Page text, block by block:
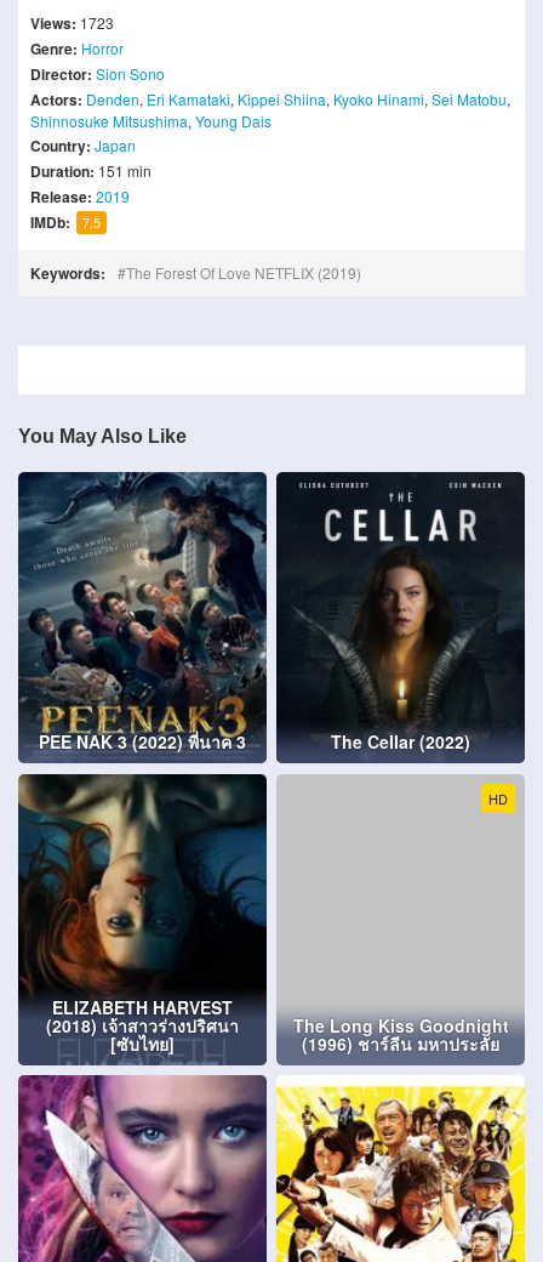
Views: 1723
Genre: Horror
Director: Sion Sono
Actors: Denden, Eri Kamataki, Kippei Shiina, Kyoko Hinami, Sei Matobu,
Shinnosuke Mitsushima, Young Dais
Country: Japan
Duration: 151 min
Release: 2019
IMDb: 7.5
Keywords: The Forest Of Love NETFLIX (2019)
You May Also Like
PEE NAK 3 (2022) พี่นาค 3 The Cellar (2022)
ELIZABETH HARVEST
(2018) เจ้าสาวร่างปริศนา
[ซับไทย]
HD
The Long Kiss Goodnight
(1996) ชาร์ลีน มหาประลัย